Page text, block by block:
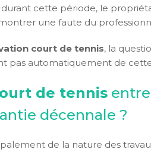
durant cette période, le
une faute du
court de tennis, la
pas automatiquement de
de tennis
décennale ?
de la nature des